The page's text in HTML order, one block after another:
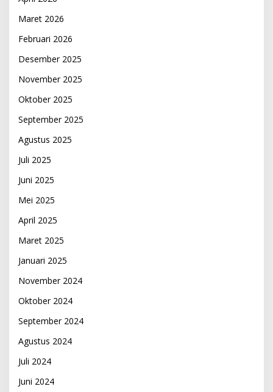
Maret 2026
Februari 2026
Desember 2025
November 2025
Oktober 2025
September 2025
Agustus 2025
Juli 2025
Juni 2025
Mei 2025
April 2025
Maret 2025
Januari 2025
November 2024
Oktober 2024
September 2024
Agustus 2024
Juli 2024
Juni 2024